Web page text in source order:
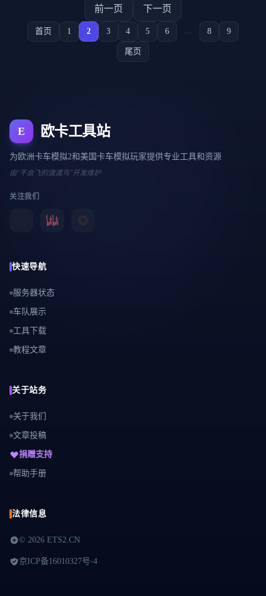
前一页 下一页
首页 1 2 3 4 5 6 8 9
尾页
E 欧卡工具站
为欧洲卡车模拟2和美国卡车模拟玩家提供专业工具和资源
由"不会飞的渡渡鸟"开发维护
关注我们
快速导航
服务器状态
车队展示
工具下载
教程文章
关于站务
关于我们
文章投稿
捐赠支持
帮助手册
法律信息
© 2026 ETS2.CN
京ICP备16010327号-4